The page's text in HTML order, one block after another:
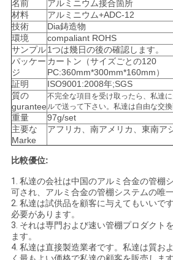
シ
ー
名前
アルミニウム接合箇所
材料
アルミニウム+ADC-12
技術
Dia鋳造物
環境
compaliant ROHS
サンプル1つは幾日の後の確認します。
パッケー
ジ
カートン（サイズごとの120
PC:360mm*300mm*160mm）
証明
ISO9001:2008年;SGS
質の
gurantee
不完全な項目を受け取ったら、私達
ルで送って下さい。私達は自由な交換
重量
97g/set
主要な
Marke
アフリカ、南アメリカ、東南ア
比較優位:
1. 私達の会社は中国のアルミ合金の管棚
可され、アルミ合金の管棚システムの唯
2. 私達は試供品を顧客に与えてもいいで
必要があります。
3. それは専門および速い管棚プロダクト
ます。
4. 私達は直接製造業者です。私達は質お
く最もよい価格で私達の顧客を販売します